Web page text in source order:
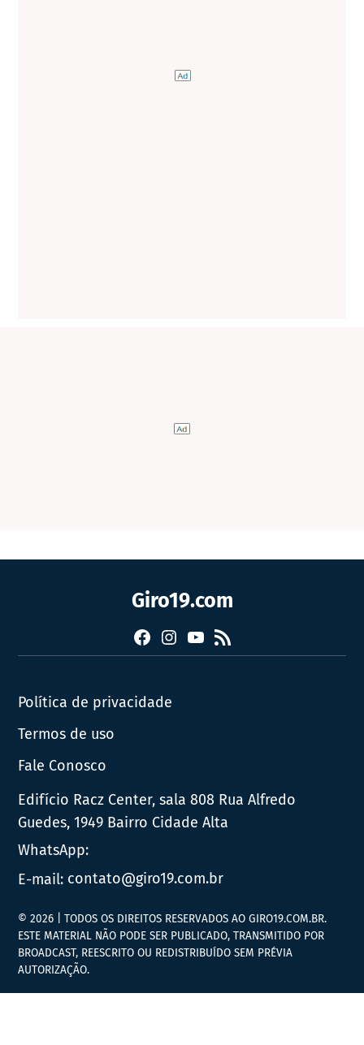
Giro19.com
FacebookInstagram
YouTube
RSS
Política de privacidade
Termos de uso
Fale Conosco
Edifício Racz Center, sala 808 Rua Alfredo
Guedes, 1949 Bairro Cidade Alta
WhatsApp:
E-mail: contato@giro19.com.br
© 2026 | TODOS OS DIREITOS RESERVADOS AO GIRO19.COM.BR.
ESTE MATERIAL NÃO PODE SER PUBLICADO, TRANSMITIDO POR
BROADCAST, REESCRITO OU REDISTRIBUÍDO SEM PRÉVIA
AUTORIZAÇÃO.